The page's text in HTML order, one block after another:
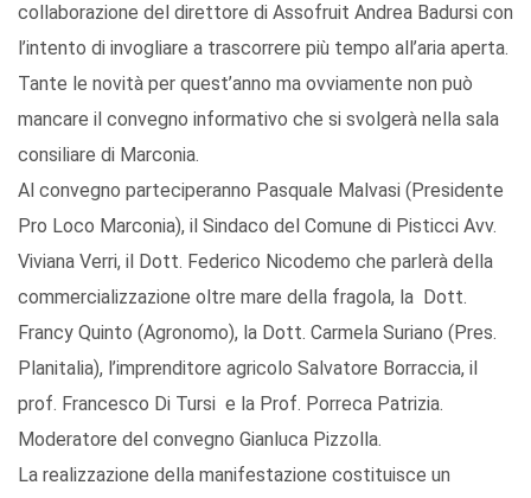
collaborazione del direttore di Assofruit Andrea Badursi con
l’intento di invogliare a trascorrere più tempo all’aria aperta.
Tante le novità per quest’anno ma ovviamente non può
mancare il convegno informativo che si svolgerà nella sala
consiliare di Marconia.
Al convegno parteciperanno Pasquale Malvasi (Presidente
Pro Loco Marconia), il Sindaco del Comune di Pisticci Avv.
Viviana Verri, il Dott. Federico Nicodemo che parlerà della
commercializzazione oltre mare della fragola, la Dott.
Francy Quinto (Agronomo), la Dott. Carmela Suriano (Pres.
Planitalia), l’imprenditore agricolo Salvatore Borraccia, il
prof. Francesco Di Tursi e la Prof. Porreca Patrizia.
Moderatore del convegno Gianluca Pizzolla.
La realizzazione della manifestazione costituisce un